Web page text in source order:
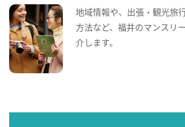
地域情報や、出張・観光旅
方法など、福井のマンスリ
介します。